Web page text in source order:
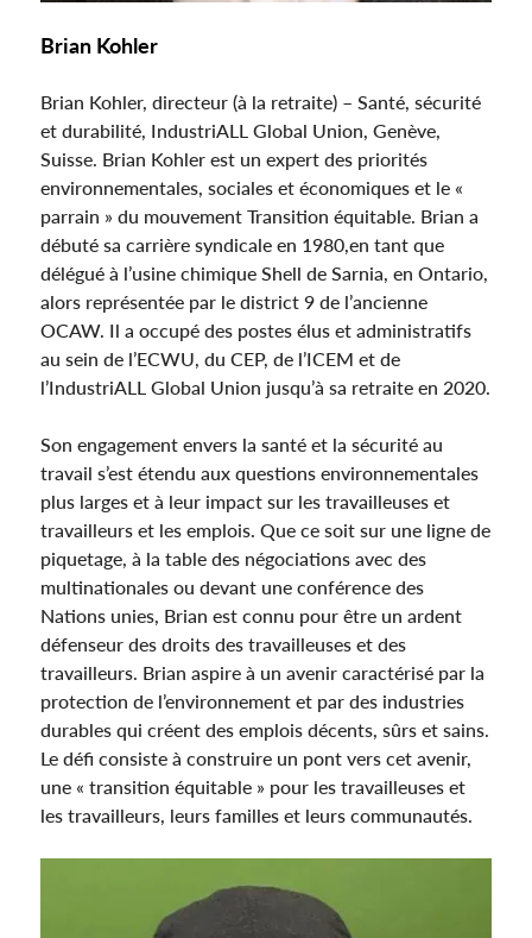
Brian Kohler
Brian Kohler, directeur (à la retraite) – Santé, sécurité
et durabilité, IndustriALL Global Union, Genève,
Suisse. Brian Kohler est un expert des priorités
environnementales, sociales et économiques et le «
parrain » du mouvement Transition équitable. Brian a
débuté sa carrière syndicale en 1980,en tant que
délégué à l’usine chimique Shell de Sarnia, en Ontario,
alors représentée par le district 9 de l’ancienne
OCAW. Il a occupé des postes élus et administratifs
au sein de l’ECWU, du CEP, de l’ICEM et de
l’IndustriALL Global Union jusqu’à sa retraite en 2020.
Son engagement envers la santé et la sécurité au
travail s’est étendu aux questions environnementales
plus larges et à leur impact sur les travailleuses et
travailleurs et les emplois. Que ce soit sur une ligne de
piquetage, à la table des négociations avec des
multinationales ou devant une conférence des
Nations unies, Brian est connu pour être un ardent
défenseur des droits des travailleuses et des
travailleurs. Brian aspire à un avenir caractérisé par la
protection de l’environnement et par des industries
durables qui créent des emplois décents, sûrs et sains.
Le défi consiste à construire un pont vers cet avenir,
une « transition équitable » pour les travailleuses et
les travailleurs, leurs familles et leurs communautés.